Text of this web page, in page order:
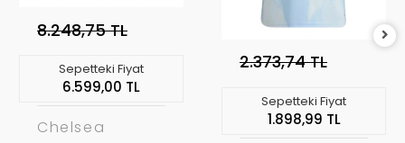
8.248,75 TL
Sepetteki Fiyat
6.599,00 TL
Chelsea
2.373,74 TL
Sepetteki Fiyat
1.898,99 TL